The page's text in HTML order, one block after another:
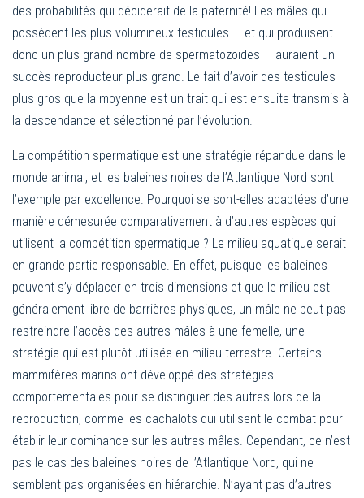
des probabilités qui déciderait de la paternité! Les mâles qui
possèdent les plus volumineux testicules — et qui produisent
donc un plus grand nombre de spermatozoïdes — auraient un
succès reproducteur plus grand. Le fait d’avoir des testicules
plus gros que la moyenne est un trait qui est ensuite transmis à
la descendance et sélectionné par l’évolution.
La compétition spermatique est une stratégie répandue dans le
monde animal, et les baleines noires de l’Atlantique Nord sont
l’exemple par excellence. Pourquoi se sont-elles adaptées d’une
manière démesurée comparativement à d’autres espèces qui
utilisent la compétition spermatique ? Le milieu aquatique serait
en grande partie responsable. En effet, puisque les baleines
peuvent s’y déplacer en trois dimensions et que le milieu est
généralement libre de barrières physiques, un mâle ne peut pas
restreindre l’accès des autres mâles à une femelle, une
stratégie qui est plutôt utilisée en milieu terrestre. Certains
mammifères marins ont développé des stratégies
comportementales pour se distinguer des autres lors de la
reproduction, comme les cachalots qui utilisent le combat pour
établir leur dominance sur les autres mâles. Cependant, ce n’est
pas le cas des baleines noires de l’Atlantique Nord, qui ne
semblent pas organisées en hiérarchie. N’ayant pas d’autres